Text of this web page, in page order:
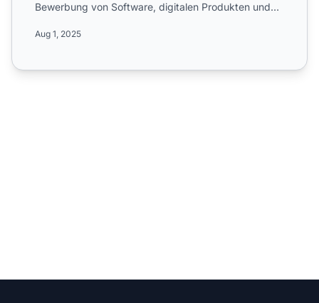
Bewerbung von Software, digitalen Produkten und
Aug 1, 2025